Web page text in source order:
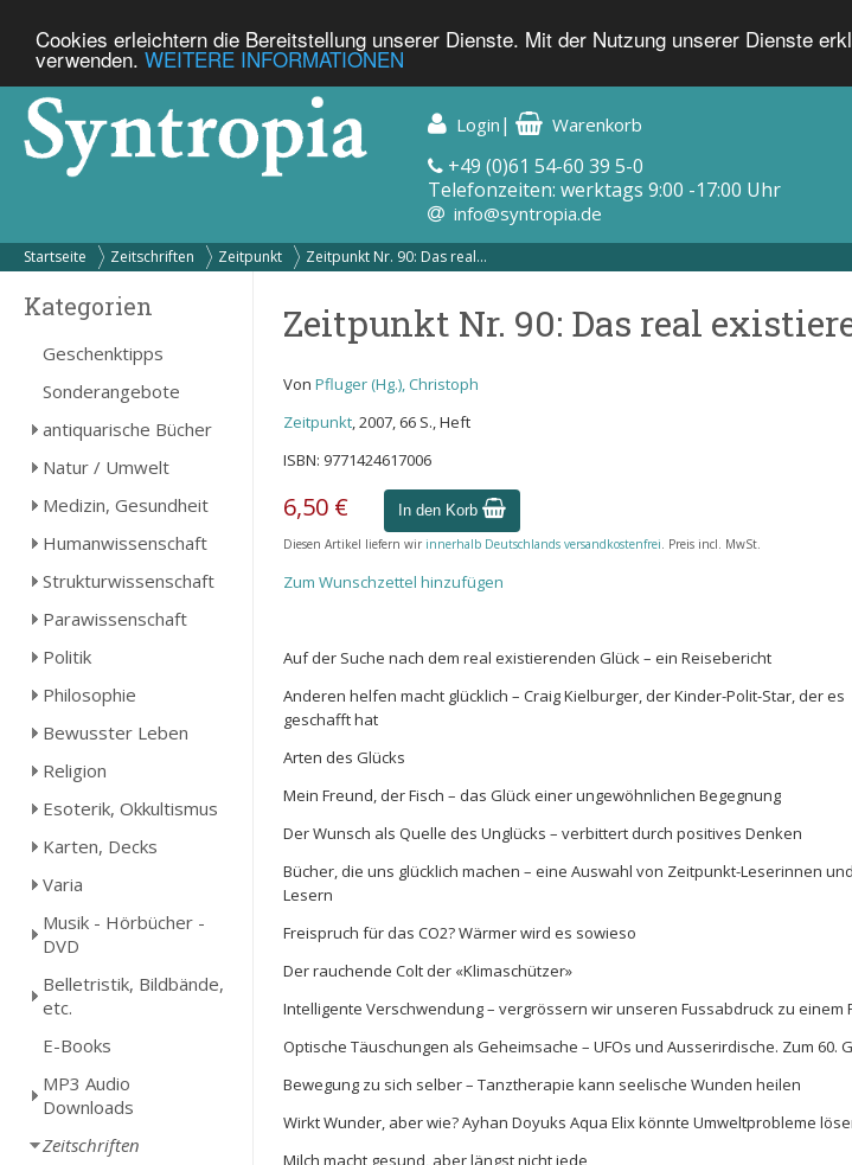
Cookies erleichtern die Bereitstellung unserer Dienste. Mit der Nutzung unserer Dienste
verwenden. WEITERE INFORMATIONEN
Login | Warenkorb
+49 (0)61 54-60 39 5-0
Telefonzeiten: werktags 9:00 -17:00 Uhr
info@syntropia.de
Startseite Zeitschriften Zeitpunkt Zeitpunkt Nr. 90: Das real...
Kategorien
Geschenktipps
Sonderangebote
antiquarische Bücher
Natur / Umwelt
Medizin, Gesundheit
Humanwissenschaft
Strukturwissenschaft
Parawissenschaft
Politik
Philosophie
Bewusster Leben
Religion
Esoterik, Okkultismus
Karten, Decks
Varia
Musik - Hörbücher -
DVD
Belletristik, Bildbände,
etc.
E-Books
MP3 Audio
Downloads
Zeitschriften
Zeitpunkt Nr. 90: Das real
Von Pfluger (Hg.), Christoph
Zeitpunkt, 2007, 66 S., Heft
ISBN: 9771424617006
6,50 € In den Korb
Diesen Artikel liefern wir innerhalb Deutschlands versandkostenfrei. Preis incl. MwSt.
Zum Wunschzettel hinzufügen
Auf der Suche nach dem real existierenden Glück – ein Reisebericht
Anderen helfen macht glücklich – Craig Kielburger, der Kinder-Polit-Star, der es
geschafft hat
Arten des Glücks
Mein Freund, der Fisch – das Glück einer ungewöhnlichen Begegnung
Der Wunsch als Quelle des Unglücks – verbittert durch positives Denken
Bücher, die uns glücklich machen – eine Auswahl von Zeitpunkt-Leserinnen
Lesern
Freispruch für das CO2? Wärmer wird es sowieso
Der rauchende Colt der «Klimaschützer»
Intelligente Verschwendung – vergrössern wir unseren Fussabdruck zu einem
Optische Täuschungen als Geheimsache – UFOs und Ausserirdische. Zum 60.
Bewegung zu sich selber – Tanztherapie kann seelische Wunden heilen
Wirkt Wunder, aber wie? Ayhan Doyuks Aqua Elix könnte Umweltprobleme
Milch macht gesund, aber längst nicht jede